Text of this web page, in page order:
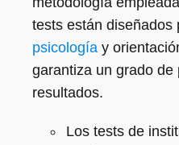
tests están diseñados
psicología y
garantiza un grado de
resultados.
Los tests de